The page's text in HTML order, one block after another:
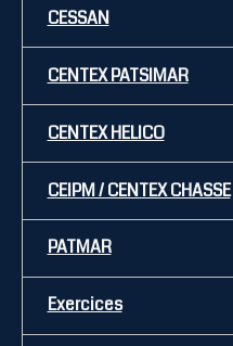
CESSAN
CENTEX PATSIMAR
CENTEX HELICO
CEIPM / CENTEX CHASSE
PATMAR
Exercices